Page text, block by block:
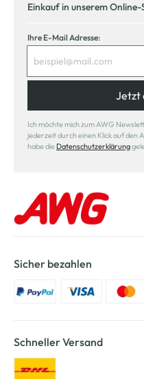
Einkauf in unserem
Ihre E-Mail Adresse:
Jetzt
Ich möchte mich zum AWG
jederzeit durch einen Klick auf den
habe die Datenschutzerklärung
Sicher bezahlen
Schneller Versand